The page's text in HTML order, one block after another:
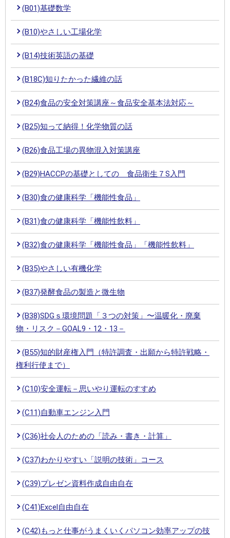
(B01)基礎数学
(B10)やさしい工場化学
(B14)技術英語の基礎
(B18C)知りたかった繊維の話
(B24)食品の安全対策講座～食品安全基本法対応～
(B25)知って納得！化学物質の話
(B26)食品工場の異物混入対策講座
(B29)HACCPの基礎としての 食品衛生７S入門
(B30)食の健康科学「機能性食品」
(B31)食の健康科学「機能性飲料」
(B32)食の健康科学「機能性食品」「機能性飲料」
(B35)やさしい有機化学
(B37)発酵食品の製造と微生物
(B38)SDGｓ環境問題「３つの対策」〜温暖化・廃棄
物・リスク－GOAL9・12・13－
(B55)知的財産権入門（特許調査・出願から特許戦略・
権利行使まで）
(C10)安全運転－思いやり運転のすすめ
(C11)自動車エンジン入門
(C36)社会人のための「読み・書き・計算」
(C37)わかりやすい「説明の技術」コース
(C39)プレゼン資料作成自由自在
(C41)Excel自由自在
(C42)もっと仕事がうまくいくパソコン効率アップの技